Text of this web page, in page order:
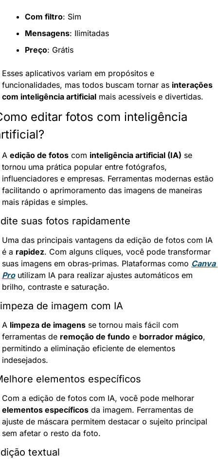
Com filtro: Sim
Mensagens: Ilimitadas
Preço: Grátis
Esses aplicativos variam em propósitos e
funcionalidades, mas todos buscam tornar as interações
com inteligência artificial mais acessíveis e divertidas.
editar fotos com inteligência
A edição de fotos com inteligência artificial (IA) se
tornou uma prática popular entre fotógrafos,
influenciadores e empresas. Ferramentas modernas estão
facilitando o aprimoramento das imagens de maneiras
mais rápidas e simples.
suas fotos rapidamente
Uma das principais vantagens da edição de fotos com IA
é a rapidez. Com alguns cliques, você pode transformar
suas imagens em obras-primas. Plataformas como Canva
Pro utilizam IA para realizar ajustes automáticos em
brilho, contraste e saturação.
de imagem com IA
A limpeza de imagens se tornou mais fácil com
ferramentas de remoção de fundo e borrador mágico,
permitindo a eliminação eficiente de elementos
indesejados.
elementos específicos
elementos específicos da imagem. Ferramentas de
ajuste de máscara permitem destacar o sujeito principal
sem afetar o resto da foto.
textual